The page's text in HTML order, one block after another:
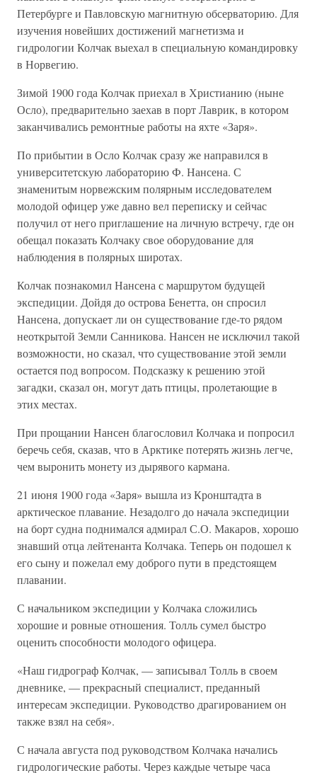
Петербурге и Павловскую магнитную обсерваторию. Для
изучения новейших достижений магнетизма и
гидрологии Колчак выехал в специальную командировку
в Норвегию.
Зимой 1900 года Колчак приехал в Христианию (ныне
Осло), предварительно заехав в порт Лаврик, в котором
заканчивались ремонтные работы на яхте «Заря».
По прибытии в Осло Колчак сразу же направился в
университетскую лабораторию Ф. Нансена. С
знаменитым норвежским полярным исследователем
молодой офицер уже давно вел переписку и сейчас
получил от него приглашение на личную встречу, где он
обещал показать Колчаку свое оборудование для
наблюдения в полярных широтах.
Колчак познакомил Нансена с маршрутом будущей
экспедиции. Дойдя до острова Бенетта, он спросил
Нансена, допускает ли он существование где-то рядом
неоткрытой Земли Санникова. Нансен не исключил такой
возможности, но сказал, что существование этой земли
остается под вопросом. Подсказку к решению этой
загадки, сказал он, могут дать птицы, пролетающие в
этих местах.
При прощании Нансен благословил Колчака и попросил
беречь себя, сказав, что в Арктике потерять жизнь легче,
чем выронить монету из дырявого кармана.
21 июня 1900 года «Заря» вышла из Кронштадта в
арктическое плавание. Незадолго до начала экспедиции
на борт судна поднимался адмирал С.О. Макаров, хорошо
знавший отца лейтенанта Колчака. Теперь он подошел к
его сыну и пожелал ему доброго пути в предстоящем
плавании.
С начальником экспедиции у Колчака сложились
хорошие и ровные отношения. Толль сумел быстро
оценить способности молодого офицера.
«Наш гидрограф Колчак, — записывал Толль в своем
дневнике, — прекрасный специалист, преданный
интересам экспедиции. Руководство драгированием он
также взял на себя».
С начала августа под руководством Колчака начались
гидрологические работы. Через каждые четыре часа